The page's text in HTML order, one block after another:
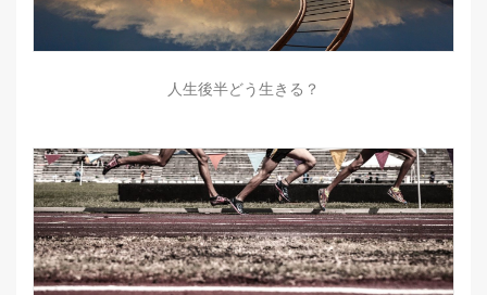
人生後半どう生きる？